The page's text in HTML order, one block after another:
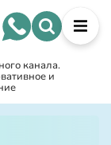
канала.
и